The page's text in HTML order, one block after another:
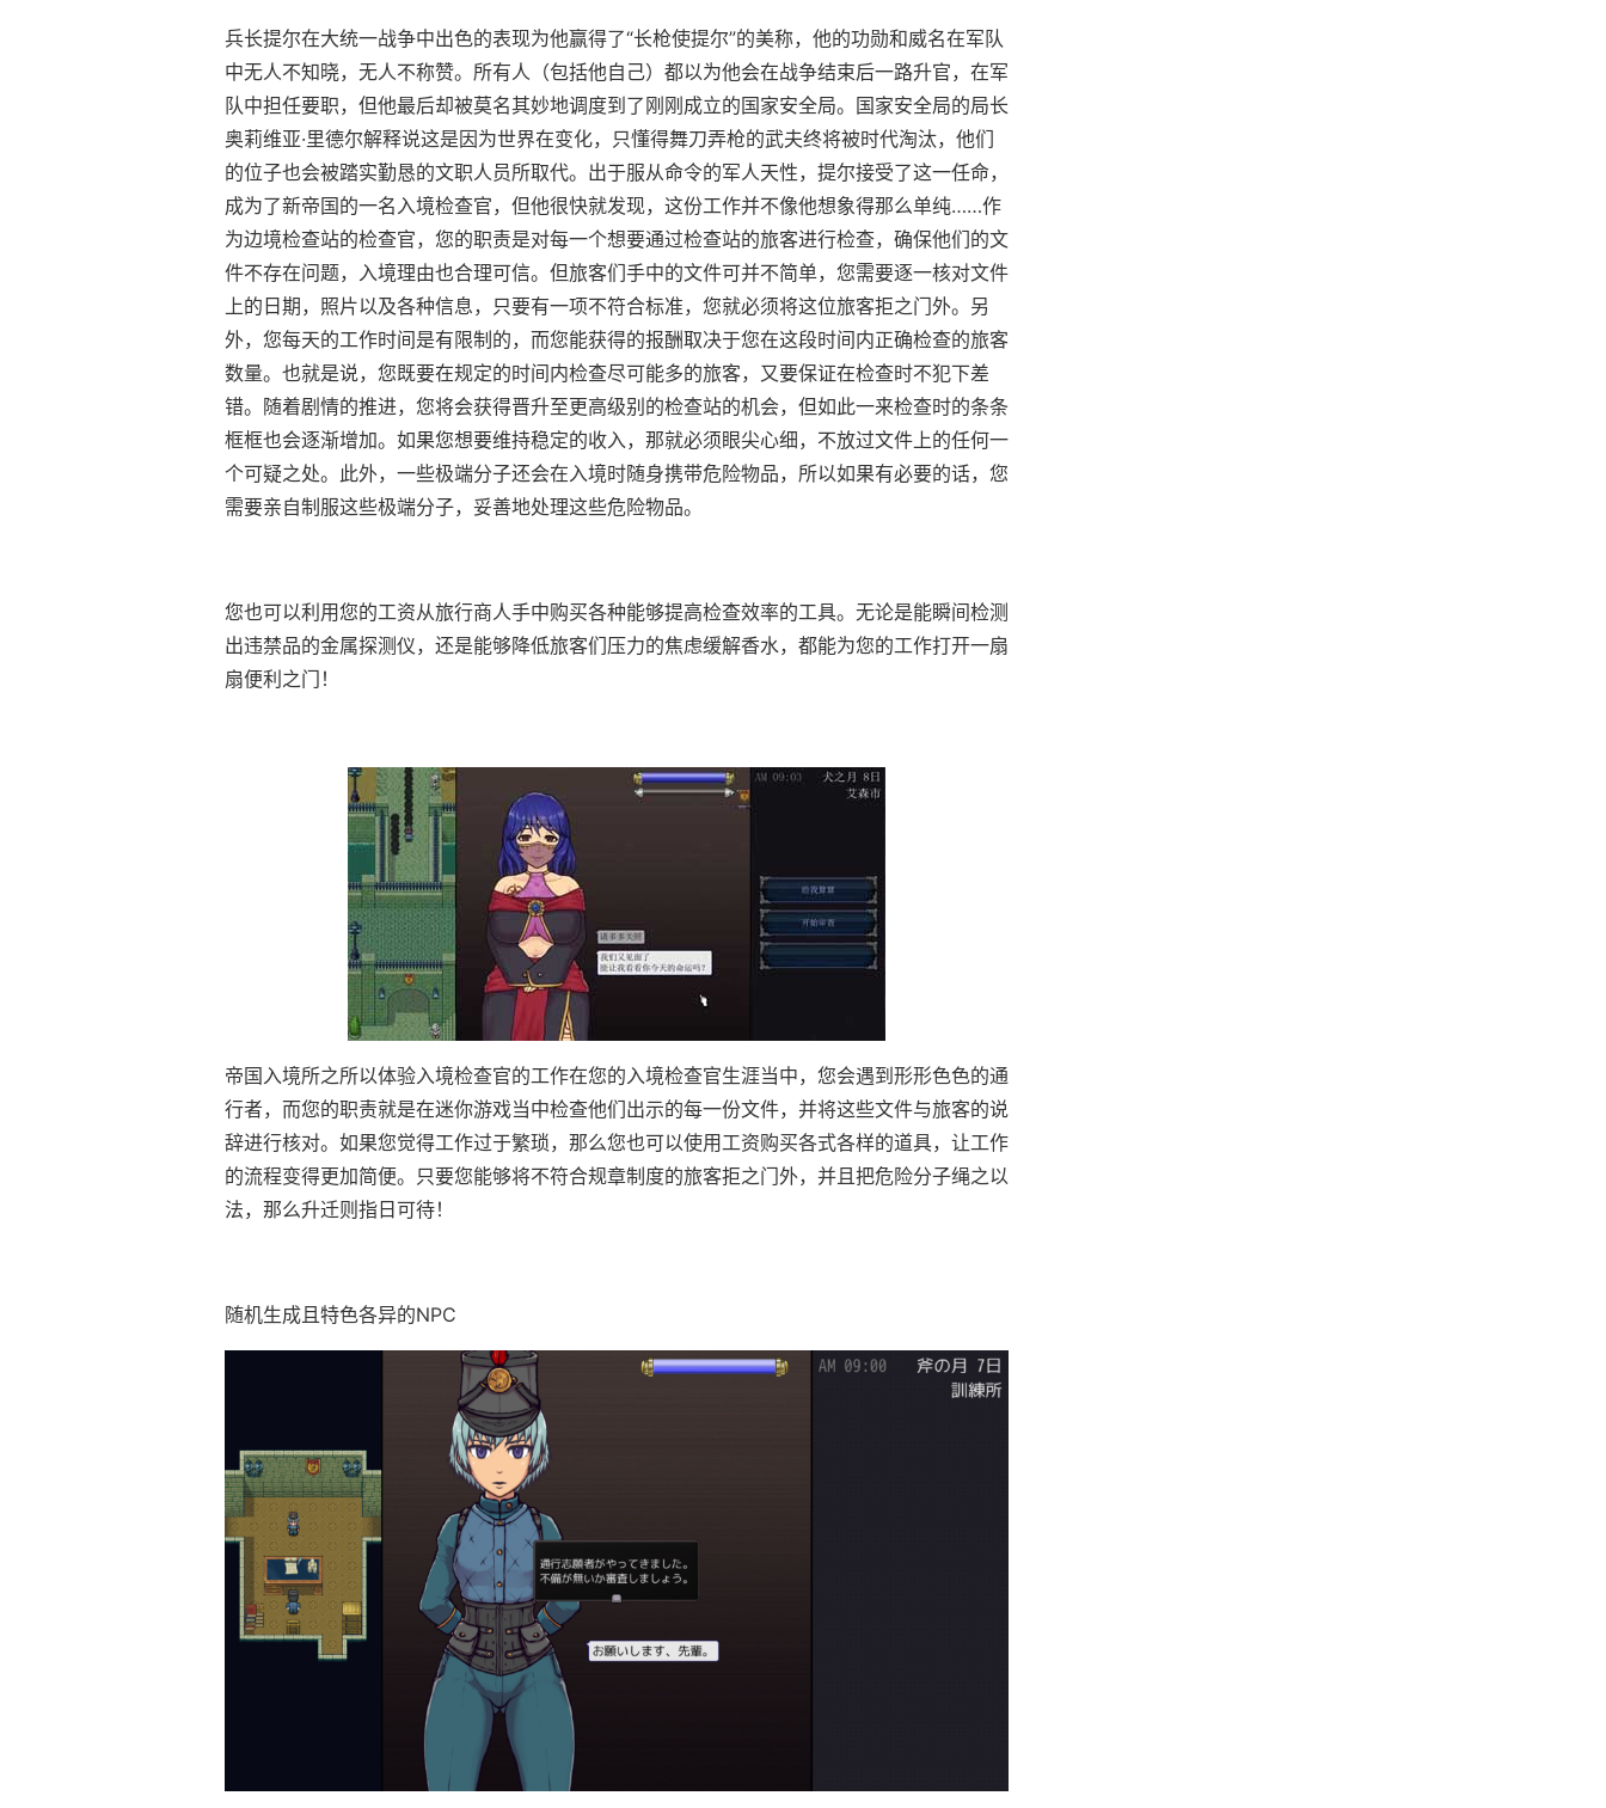
兵长提尔在大统一战争中出色的表现为他赢得了“长枪使提尔”的美称，他的功勋和威名在军队
中无人不知晓，无人不称赞。所有人（包括他自己）都以为他会在战争结束后一路升官，在军
队中担任要职，但他最后却被莫名其妙地调度到了刚刚成立的国家安全局。国家安全局的局长
奥莉维亚·里德尔解释说这是因为世界在变化，只懂得舞刀弄枪的武夫终将被时代淘汰，他们
的位子也会被踏实勤恳的文职人员所取代。出于服从命令的军人天性，提尔接受了这一任命，
成为了新帝国的一名入境检查官，但他很快就发现，这份工作并不像他想象得那么单纯……作
为边境检查站的检查官，您的职责是对每一个想要通过检查站的旅客进行检查，确保他们的文
件不存在问题，入境理由也合理可信。但旅客们手中的文件可并不简单，您需要逐一核对文件
上的日期，照片以及各种信息，只要有一项不符合标准，您就必须将这位旅客拒之门外。另
外，您每天的工作时间是有限制的，而您能获得的报酬取决于您在这段时间内正确检查的旅客
数量。也就是说，您既要在规定的时间内检查尽可能多的旅客，又要保证在检查时不犯下差
错。随着剧情的推进，您将会获得晋升至更高级别的检查站的机会，但如此一来检查时的条条
框框也会逐渐增加。如果您想要维持稳定的收入，那就必须眼尖心细，不放过文件上的任何一
个可疑之处。此外，一些极端分子还会在入境时随身携带危险物品，所以如果有必要的话，您
需要亲自制服这些极端分子，妥善地处理这些危险物品。
您也可以利用您的工资从旅行商人手中购买各种能够提高检查效率的工具。无论是能瞬间检测
出违禁品的金属探测仪，还是能够降低旅客们压力的焦虑缓解香水，都能为您的工作打开一扇
扇便利之门！
帝国入境所之所以体验入境检查官的工作在您的入境检查官生涯当中，您会遇到形形色色的通
行者，而您的职责就是在迷你游戏当中检查他们出示的每一份文件，并将这些文件与旅客的说
辞进行核对。如果您觉得工作过于繁琐，那么您也可以使用工资购买各式各样的道具，让工作
的流程变得更加简便。只要您能够将不符合规章制度的旅客拒之门外，并且把危险分子绳之以
法，那么升迁则指日可待！
随机生成且特色各异的NPC